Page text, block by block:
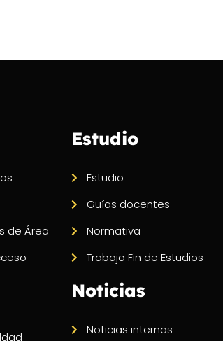
de Área
Estudio
Estudio
Guías docentes
Normativa
Trabajo Fin de Estudios
Noticias
Noticias internas